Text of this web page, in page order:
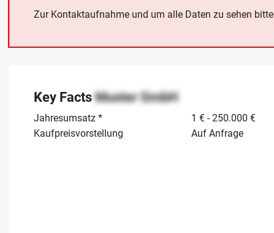
Zur Kontaktaufnahme und um alle Daten zu sehen bitte
Key FactsMuster GmbH
Jahresumsatz *
1 € - 250.000 €
Kaufpreisvorstellung
Auf Anfrage